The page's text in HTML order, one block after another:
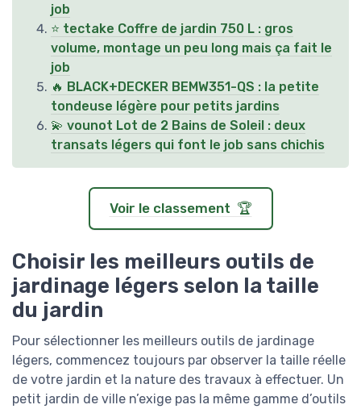
job
⭐ tectake Coffre de jardin 750 L : gros
volume, montage un peu long mais ça fait le
job
🔥 BLACK+DECKER BEMW351-QS : la petite
tondeuse légère pour petits jardins
💫 vounot Lot de 2 Bains de Soleil : deux
transats légers qui font le job sans chichis
Voir le classement 🏆
Choisir les meilleurs outils de
jardinage légers selon la taille
du jardin
Pour sélectionner les meilleurs outils de jardinage
légers, commencez toujours par observer la taille réelle
de votre jardin et la nature des travaux à effectuer. Un
petit jardin de ville n’exige pas la même gamme d’outils